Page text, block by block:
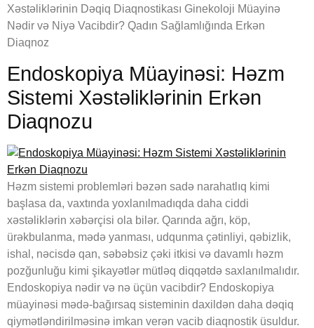
Xəstəliklərinin Dəqiq Diaqnostikası Ginekoloji Müayinə
Nədir və Niyə Vacibdir? Qadın Sağlamlığında Erkən
Diaqnoz
Endoskopiya Müayinəsi: Həzm
Sistemi Xəstəliklərinin Erkən
Diaqnozu
Həzm sistemi problemləri bəzən sadə narahatlıq kimi
başlasa da, vaxtında yoxlanılmadıqda daha ciddi
xəstəliklərin xəbərçisi ola bilər. Qarında ağrı, köp,
ürəkbulanma, mədə yanması, udqunma çətinliyi, qəbizlik,
ishal, nəcisdə qan, səbəbsiz çəki itkisi və davamlı həzm
pozğunluğu kimi şikayətlər mütləq diqqətdə saxlanılmalıdır.
Endoskopiya nədir və nə üçün vacibdir? Endoskopiya
müayinəsi mədə-bağırsaq sisteminin daxildən daha dəqiq
qiymətləndirilməsinə imkan verən vacib diaqnostik üsuldur.